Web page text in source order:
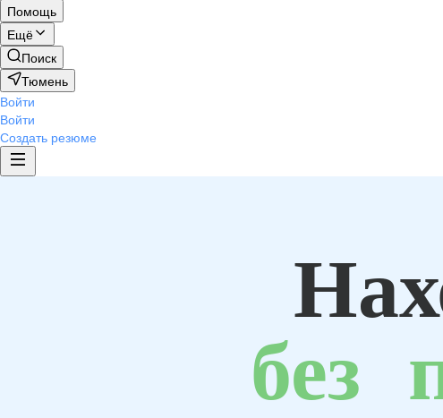
Помощь
Ещё
Поиск
Тюмень
Войти
Войти
Создать резюме
без